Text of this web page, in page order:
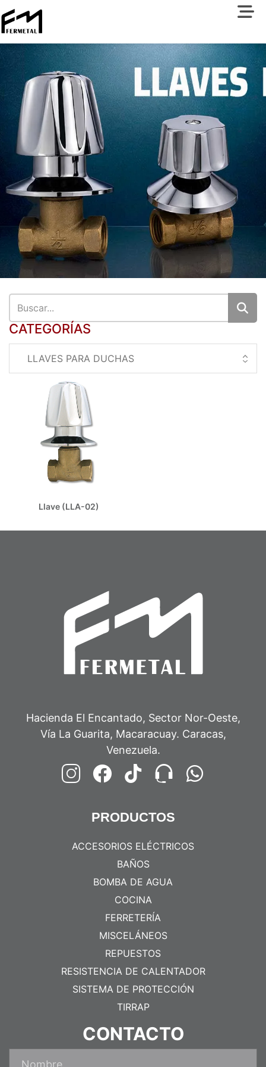
CATEGORÍAS
Llave (LLA-02)
Hacienda El Encantado, Sector Nor-Oeste,
Vía La Guarita, Macaracuay. Caracas,
Venezuela.
PRODUCTOS
ACCESORIOS ELÉCTRICOS
BAÑOS
BOMBA DE AGUA
COCINA
FERRETERÍA
MISCELÁNEOS
REPUESTOS
RESISTENCIA DE CALENTADOR
SISTEMA DE PROTECCIÓN
TIRRAP
CONTACTO